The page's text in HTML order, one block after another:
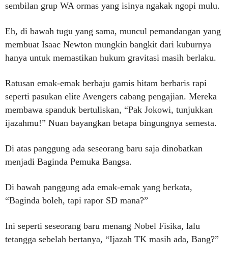
sembilan grup WA ormas yang isinya ngakak ngopi mulu.
Eh, di bawah tugu yang sama, muncul pemandangan yang
membuat Isaac Newton mungkin bangkit dari kuburnya
hanya untuk memastikan hukum gravitasi masih berlaku.
Ratusan emak-emak berbaju gamis hitam berbaris rapi
seperti pasukan elite Avengers cabang pengajian. Mereka
membawa spanduk bertuliskan, “Pak Jokowi, tunjukkan
ijazahmu!” Nuan bayangkan betapa bingungnya semesta.
Di atas panggung ada seseorang baru saja dinobatkan
menjadi Baginda Pemuka Bangsa.
Di bawah panggung ada emak-emak yang berkata,
“Baginda boleh, tapi rapor SD mana?”
Ini seperti seseorang baru menang Nobel Fisika, lalu
tetangga sebelah bertanya, “Ijazah TK masih ada, Bang?”